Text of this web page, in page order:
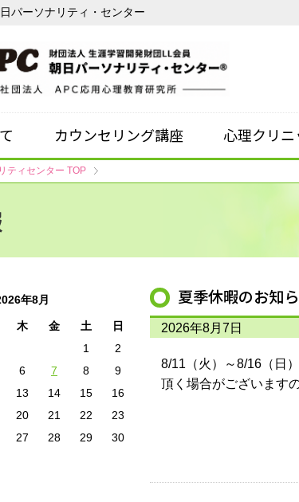
パーソナリティ・センター
カウンセリング講座 心理クリニ
ティセンター TOP
夏季休暇のお知
2026年8月7日
8/11（火）～8/16（日
頂く場合がございます
年8月
木 金 土
日
1
2
6 7 8
9
13 14 15
16
20 21 22
23
27 28 29
30